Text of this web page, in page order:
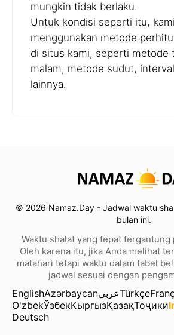
mungkin tidak berlaku.
Untuk kondisi seperti itu, kami
menggunakan metode
di situs kami, seperti metode
malam, metode sudut,
lainnya.
© 2026 Namaz.Day - Jadwal waktu
bulan ini.
Waktu shalat yang tepat tergantung
Oleh karena itu, jika Anda melihat
matahari tetapi waktu dalam tabel
jadwal sesuai dengan
EnglishAzərbaycanعربيTürkçe
O'zbekЎзбекКыргызҚазақТоҷики
Deutsch